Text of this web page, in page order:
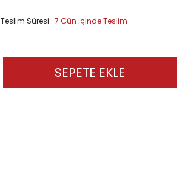
Süresi : 7 Gün İçinde Teslim